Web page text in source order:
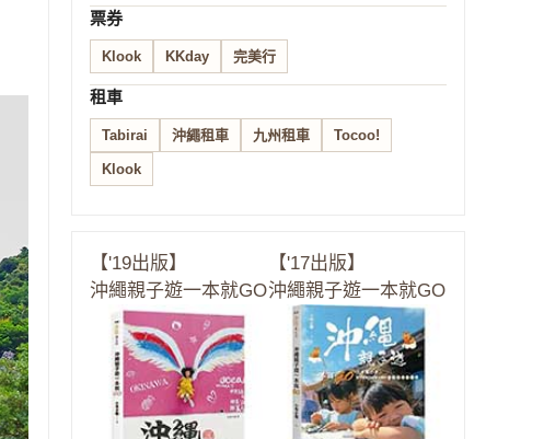
票券
Klook KKday 完美行
租車
Tabirai 沖繩租車 九州租車 Tocoo!
Klook
【'19出版】
沖繩親子遊一本就GO
【'17出版】
沖繩親子遊一本就GO